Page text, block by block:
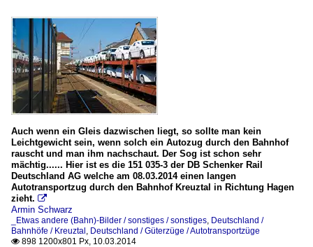
Auch wenn ein Gleis dazwischen liegt, so sollte man kein
Leichtgewicht sein, wenn solch ein Autozug durch den Bahnhof
rauscht und man ihm nachschaut. Der Sog ist schon sehr
mächtig...... Hier ist es die 151 035-3 der DB Schenker Rail
Deutschland AG welche am 08.03.2014 einen langen
Autotransportzug durch den Bahnhof Kreuztal in Richtung Hagen
zieht. 
Armin Schwarz
_Etwas andere (Bahn)-Bilder / sonstiges / sonstiges, Deutschland /
Bahnhöfe / Kreuztal, Deutschland / Güterzüge / Autotransportzüge
 898 1200x801 Px, 10.03.2014